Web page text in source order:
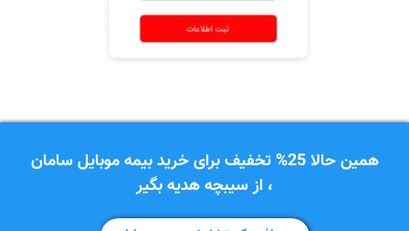
همین حالا 25% تخفیف برای خرید بیمه موبایل سامان
، از سیبچه هدیه بگیر